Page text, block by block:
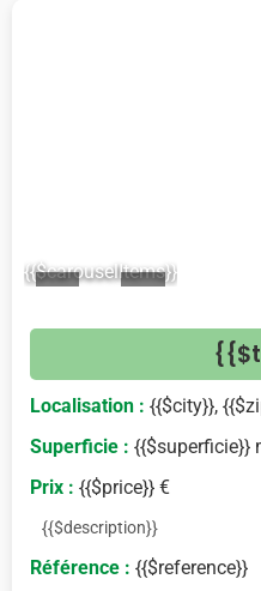
{{$carouselItems}}
Localisation : {{$city}},
Superficie : {{$superficie}}
Prix : {{$price}} €
{{$description}}
Référence : {{$reference}}